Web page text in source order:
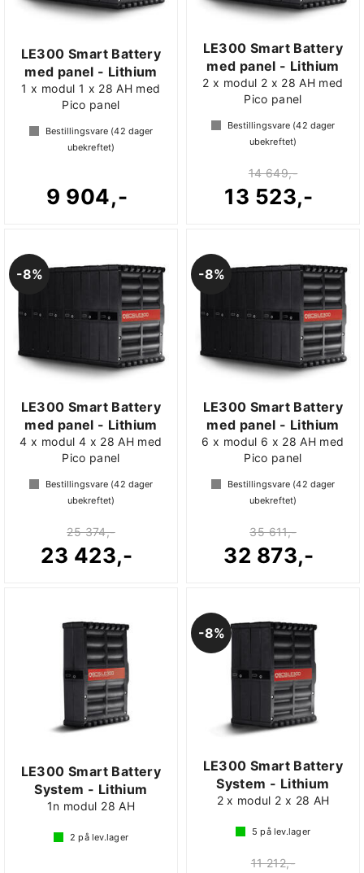
LE300 Smart Battery
med panel - Lithium
1 x modul 1 x 28 AH med
Pico panel
Bestillingsvare (42 dager
ubekreftet)
9 904,-
LE300 Smart Battery
med panel - Lithium
2 x modul 2 x 28 AH med
Pico panel
Bestillingsvare (42 dager
ubekreftet)
14 649,-
13 523,-
8%
LE300 Smart Battery
med panel - Lithium
4 x modul 4 x 28 AH med
Pico panel
Bestillingsvare (42 dager
ubekreftet)
25 374,-
23 423,-
8%
LE300 Smart Battery
med panel - Lithium
6 x modul 6 x 28 AH med
Pico panel
Bestillingsvare (42 dager
ubekreftet)
35 611,-
32 873,-
LE300 Smart Battery
System - Lithium
1n modul 28 AH
2 på lev.lager
8%
LE300 Smart Battery
System - Lithium
2 x modul 2 x 28 AH
5 på lev.lager
11 212,-